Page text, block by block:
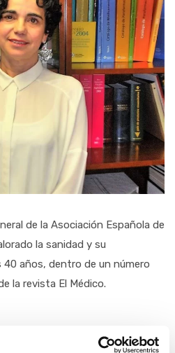
de la Asociación Española de
la sanidad y su
años, dentro de un número
la revista El Médico.